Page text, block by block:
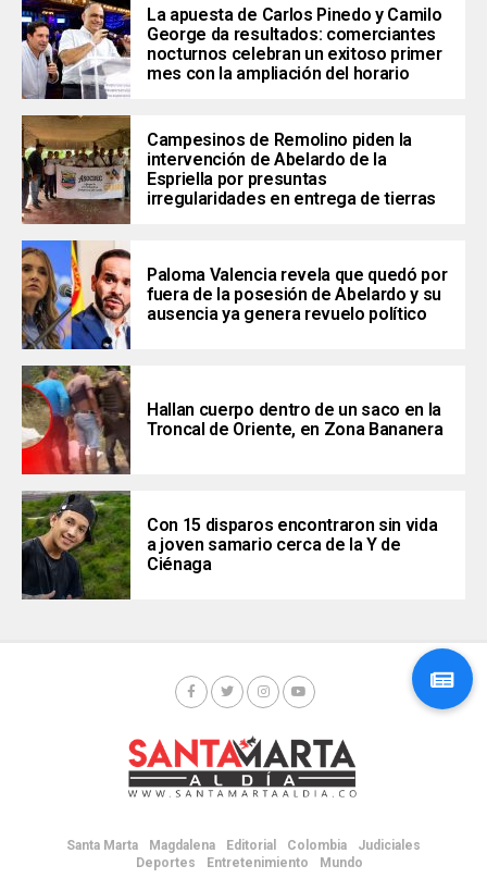
La apuesta de Carlos Pinedo y Camilo
George da resultados: comerciantes
nocturnos celebran un exitoso primer
mes con la ampliación del horario
Campesinos de Remolino piden la
intervención de Abelardo de la
Espriella por presuntas
irregularidades en entrega de tierras
Paloma Valencia revela que quedó por
fuera de la posesión de Abelardo y su
ausencia ya genera revuelo político
Hallan cuerpo dentro de un saco en la
Troncal de Oriente, en Zona Bananera
Con 15 disparos encontraron sin vida
a joven samario cerca de la Y de
Ciénaga
Santa Marta Magdalena Editorial Colombia
Judiciales
Deportes
Entretenimiento Mundo